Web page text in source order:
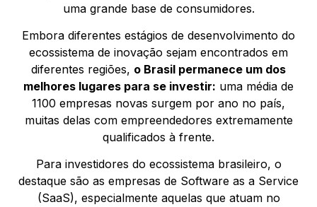
uma grande base de consumidores.
Embora diferentes estágios de desenvolvimento do
ecossistema de inovação sejam encontrados em
diferentes regiões, o Brasil permanece um dos
melhores lugares para se investir: uma média de
1100 empresas novas surgem por ano no país,
muitas delas com empreendedores extremamente
qualificados à frente.
Para investidores do ecossistema brasileiro, o
destaque são as empresas de Software as a Service
(SaaS), especialmente aquelas que atuam no